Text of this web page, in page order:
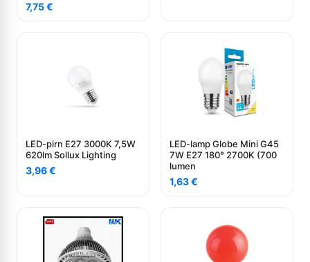
7,75€
LED-pirn E27 3000K 7,5W
620lm Sollux Lighting
3,96€
LED-lamp Globe Mini G45
7W E27 180° 2700K (700
lumen
1,63€